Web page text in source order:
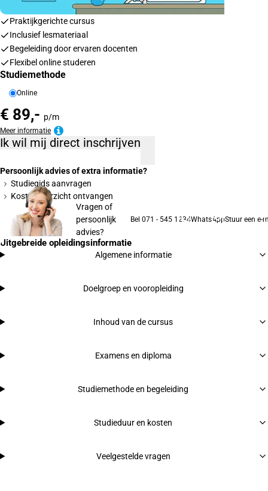
Praktijkgerichte cursus
Inclusief lesmateriaal
Begeleiding door ervaren docenten
Flexibel online studeren
Studiemethode
Online
€ 89,- p/m
Meer informatie
Ik wil mij direct inschrijven
Persoonlijk advies of extra informatie?
Studiegids aanvragen
Kostenoverzicht ontvangen
Vragen of
persoonlijk
advies?
Bel 071 - 545 1234WhatsAppStuur een e-
Uitgebreide opleidingsinformatie
Algemene informatie
Doelgroep en vooropleiding
Inhoud van de cursus
Examens en diploma
Studiemethode en begeleiding
Studieduur en kosten
Veelgestelde vragen